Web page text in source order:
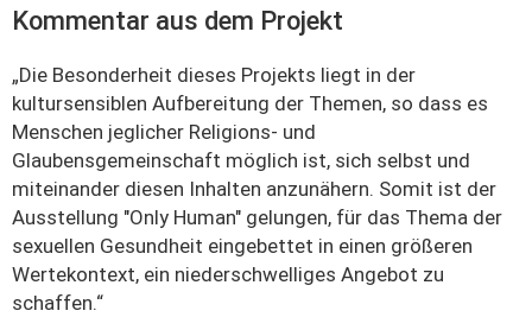
Kommentar aus dem Projekt
„Die Besonderheit dieses Projekts liegt in der
kultursensiblen Aufbereitung der Themen, so dass es
Menschen jeglicher Religions- und
Glaubensgemeinschaft möglich ist, sich selbst und
miteinander diesen Inhalten anzunähern. Somit ist der
Ausstellung "Only Human" gelungen, für das Thema der
sexuellen Gesundheit eingebettet in einen größeren
Wertekontext, ein niederschwelliges Angebot zu
schaffen.“